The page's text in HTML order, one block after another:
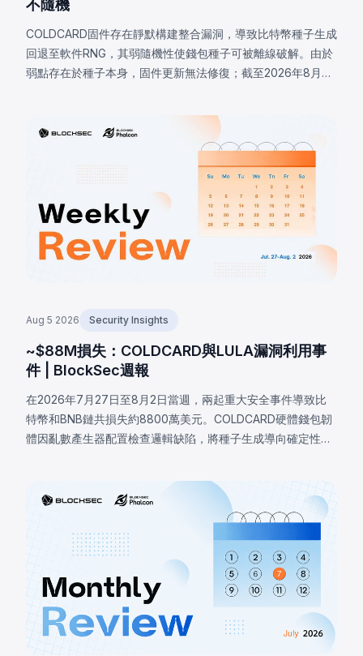
不隨機
COLDCARD固件存在靜默構建整合漏洞，導致比特幣種子生成
回退至軟件RNG，其弱隨機性使錢包種子可被離線破解。由於
弱點存在於種子本身，固件更新無法修復；截至2026年8月7
Aug 5 2026 Security Insights
~$88M損失：COLDCARD與LULA漏洞利用事
件 | BlockSec週報
在2026年7月27日至8月2日當週，兩起重大安全事件導致比
特幣和BNB鏈共損失約8800萬美元。COLDCARD硬體錢包韌
體因亂數產生器配置檢查邏輯缺陷，將種子生成導向確定性軟
洞損失約57.8萬美元，攻擊者觸發特權`recycle()`函數，從
PancakeSwap V2流動池抽取LULA並操控儲備餘額，耗盡其